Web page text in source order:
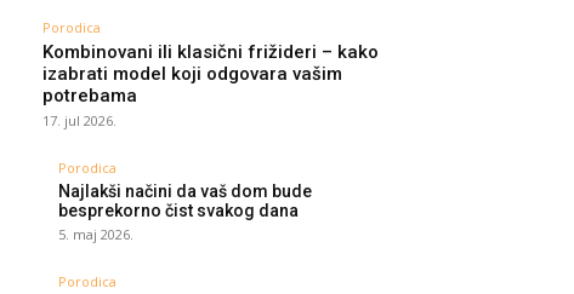
Porodica
Kombinovani ili klasični frižideri – kako
izabrati model koji odgovara vašim
potrebama
17. jul 2026.
Porodica
Najlakši načini da vaš dom bude
besprekorno čist svakog dana
5. maj 2026.
Porodica